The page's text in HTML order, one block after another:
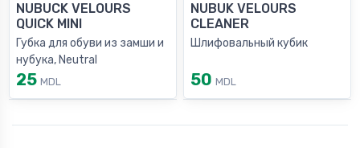
NUBUCK VELOURS
QUICK MINI
Губка для обуви из замши и
нубука, Neutral
25 MDL
NUBUK VELOURS
CLEANER
Шлифовальный кубик
50 MDL